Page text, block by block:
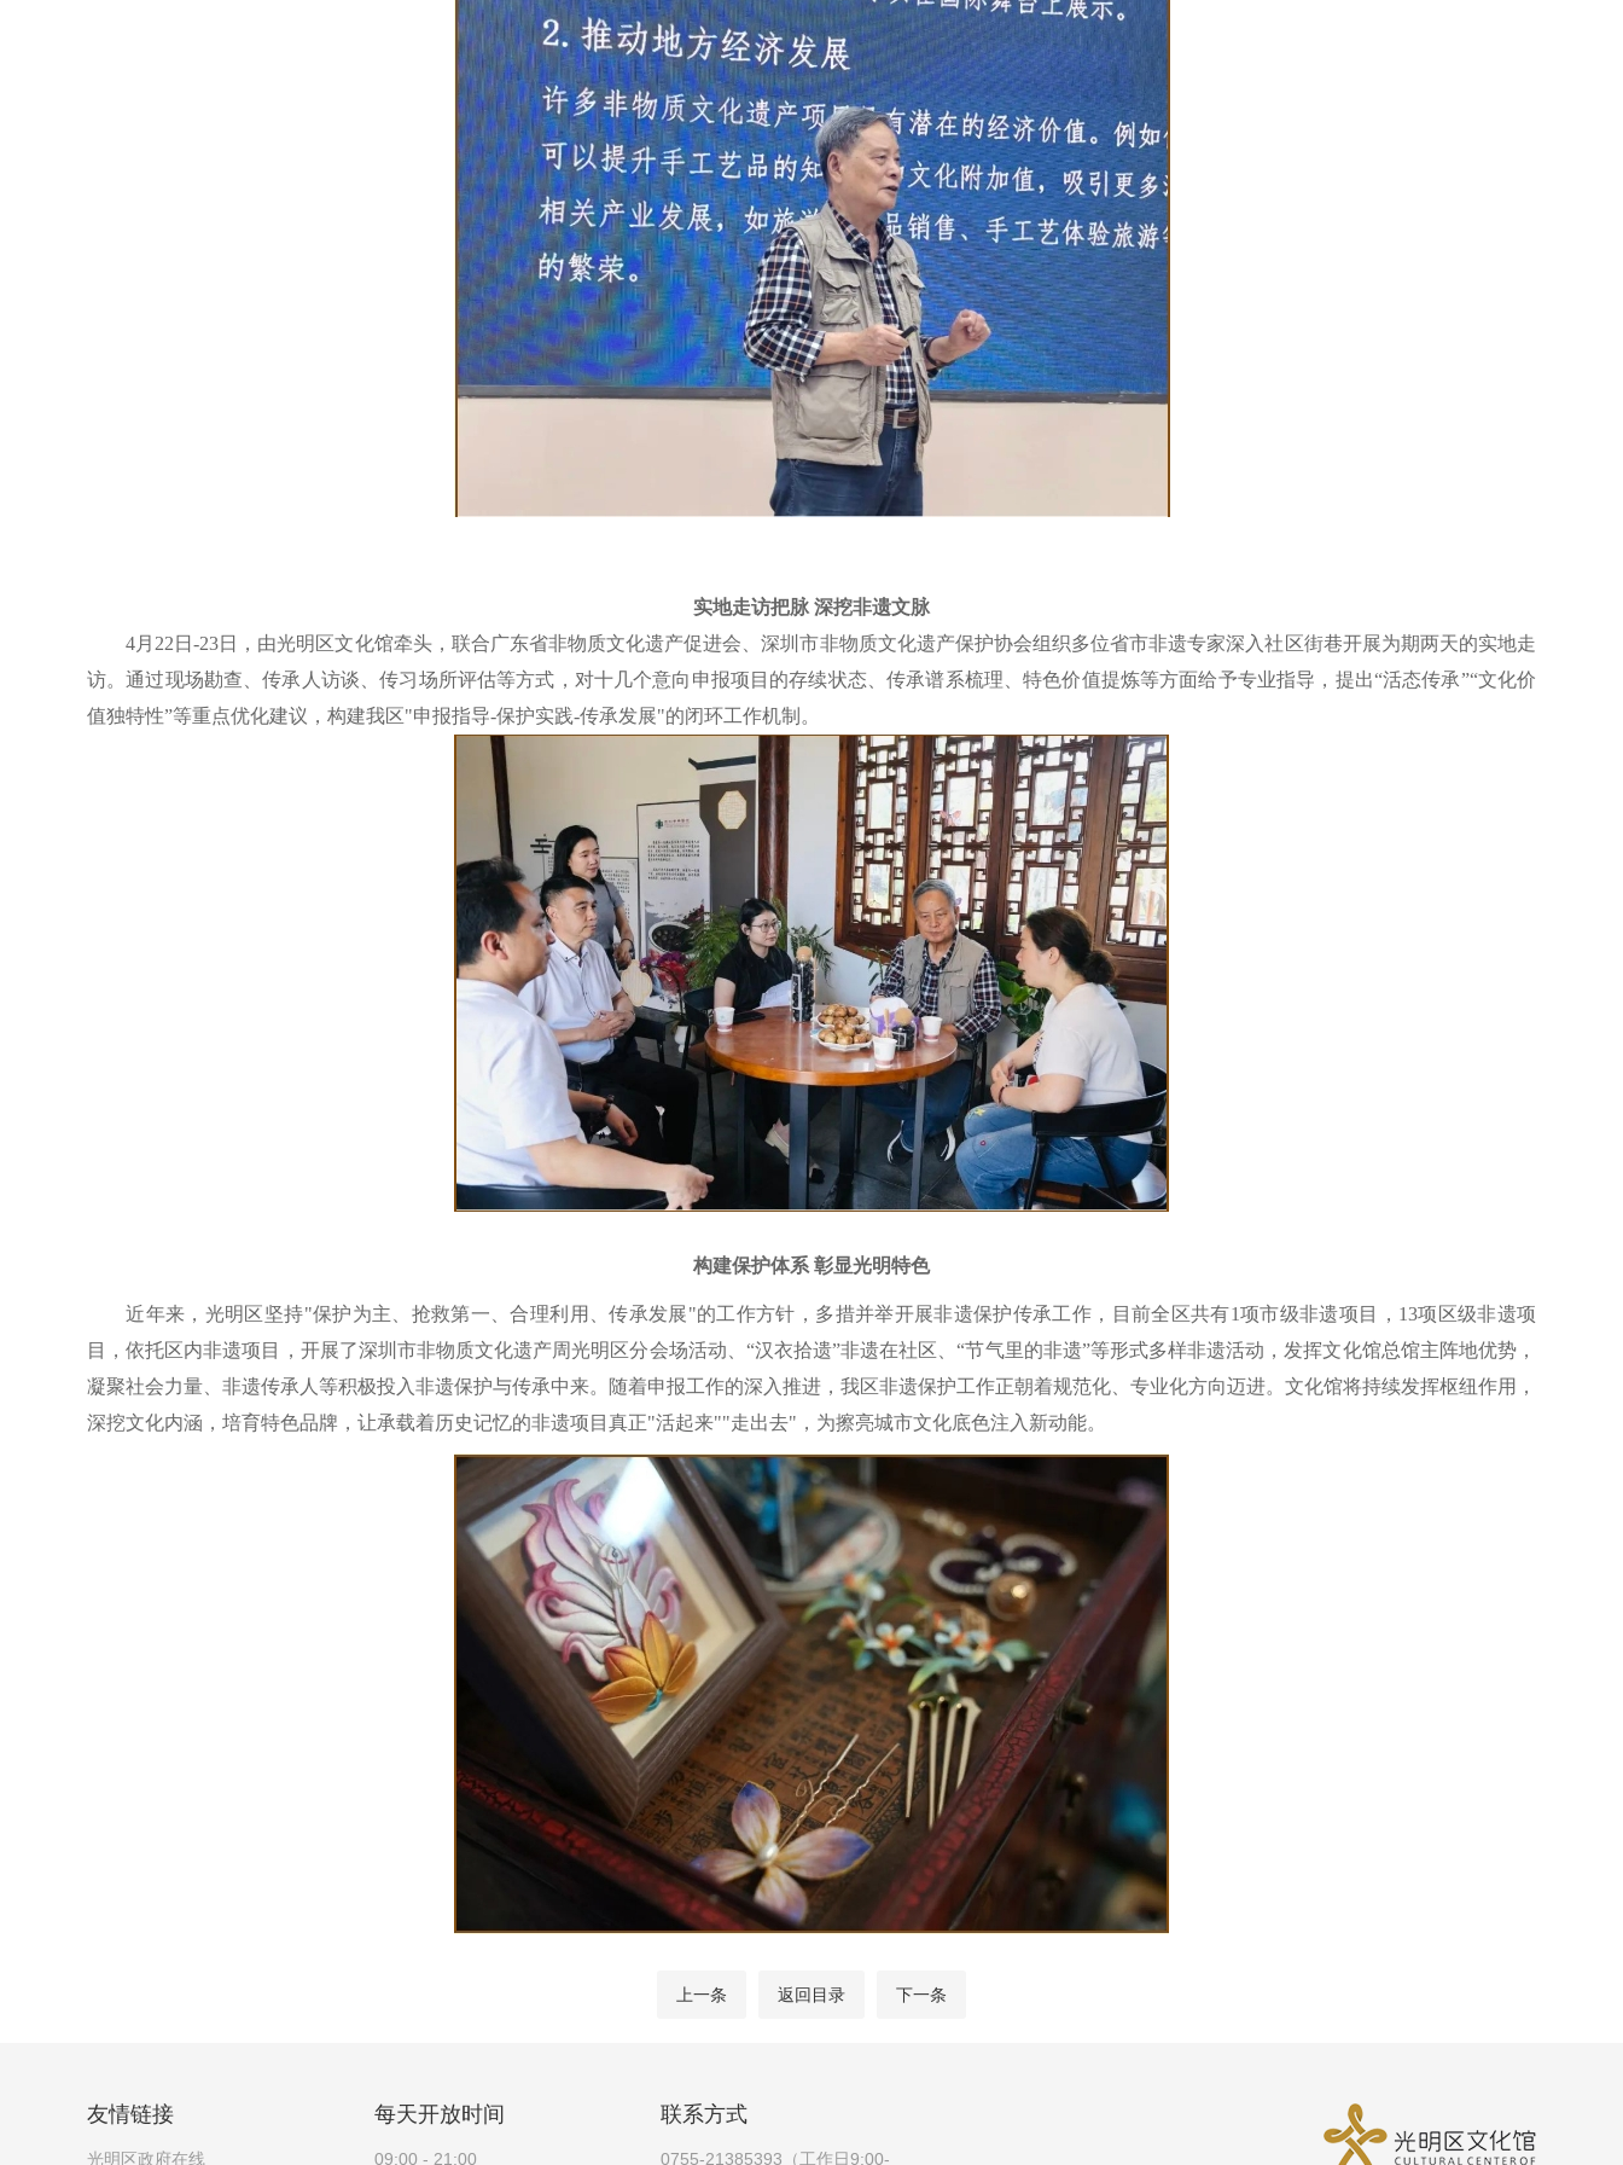
实地走访把脉 深挖非遗文脉
4月22日-23日，由光明区文化馆牵头，联合广东省非物质文化遗产促进会、深圳市非物质文化遗产保护协会组织多位省市非遗专家深入社区街巷开展为期两天的实地走
访。通过现场勘查、传承人访谈、传习场所评估等方式，对十几个意向申报项目的存续状态、传承谱系梳理、特色价值提炼等方面给予专业指导，提出“活态传承”“文化价
值独特性”等重点优化建议，构建我区"申报指导-保护实践-传承发展"的闭环工作机制。
构建保护体系 彰显光明特色
近年来，光明区坚持"保护为主、抢救第一、合理利用、传承发展"的工作方针，多措并举开展非遗保护传承工作，目前全区共有1项市级非遗项目，13项区级非遗项
目，依托区内非遗项目，开展了深圳市非物质文化遗产周光明区分会场活动、“汉衣拾遗”非遗在社区、“节气里的非遗”等形式多样非遗活动，发挥文化馆总馆主阵地优势，
凝聚社会力量、非遗传承人等积极投入非遗保护与传承中来。随着申报工作的深入推进，我区非遗保护工作正朝着规范化、专业化方向迈进。文化馆将持续发挥枢纽作用，
深挖文化内涵，培育特色品牌，让承载着历史记忆的非遗项目真正"活起来""走出去"，为擦亮城市文化底色注入新动能。
上一条 返回目录 下一条
友情链接
光明区政府在线
每天开放时间
09:00 - 21:00
联系方式
0755-21385393（工作日9:00-